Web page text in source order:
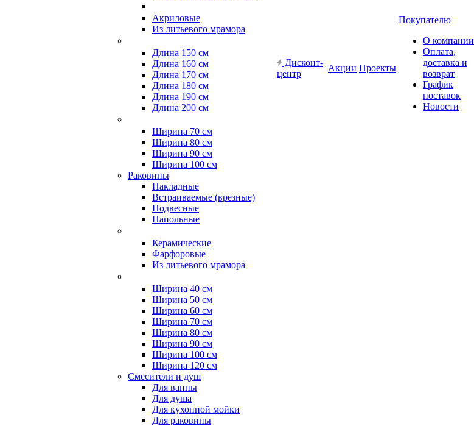
Акриловые
Из литьевого мрамора
Длина 150 см
Длина 160 см
Длина 170 см
Длина 180 см
Длина 190 см
Длина 200 см
Ширина 70 см
Ширина 80 см
Ширина 90 см
Ширина 100 см
Раковины
Накладные
Встраиваемые (врезные)
Подвесные
Напольные
Керамические
Фарфоровые
Из литьевого мрамора
Ширина 40 см
Ширина 50 см
Ширина 60 см
Ширина 70 см
Ширина 80 см
Ширина 90 см
Ширина 100 см
Ширина 120 см
Смесители и душ
Для ванны
Для душа
Для кухонной мойки
Для раковины
Дисконт-
центр
Акции Проекты
Покупателю
О компании
Оплата,
доставка и
возврат
График
поставок
Новости